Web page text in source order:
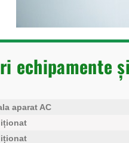
echipamente
aparat AC